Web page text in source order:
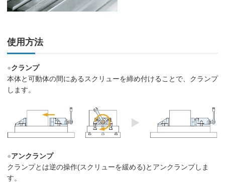
使用方法
●クランプ
本体と可動体の間にあるスクリューを締め付けることで、クランプ
します。
●アンクランプ
クランプとは逆の操作(スクリューを緩める)とアンクランプしま
す。